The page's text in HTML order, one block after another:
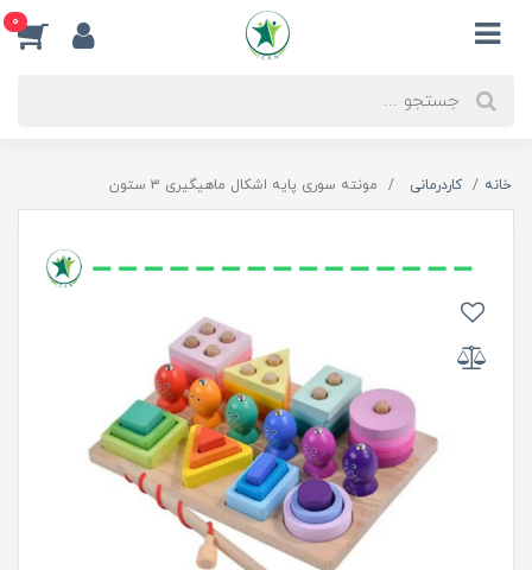
0
خانه کاردرمانی مونته سوری پایه اشکال ماهیگیری ۳ ستون